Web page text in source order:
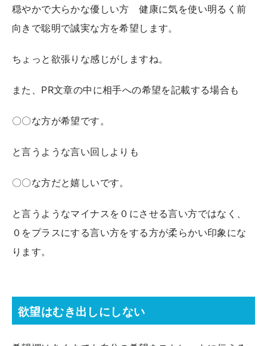
穏やかで大らかな優しい方 健康に気を使い明るく前
向きで聡明で誠実な方を希望します。
ちょっと欲張りな感じがしますね。
また、PR文章の中に相手への希望を記載する場合も
〇〇な方が希望です。
と言うような言い回しよりも
〇〇な方だと嬉しいです。
と言うようなマイナスを０にさせる言い方ではなく、
０をプラスにする言い方をする方が柔らかい印象にな
ります。
欲望はむき出しにしない